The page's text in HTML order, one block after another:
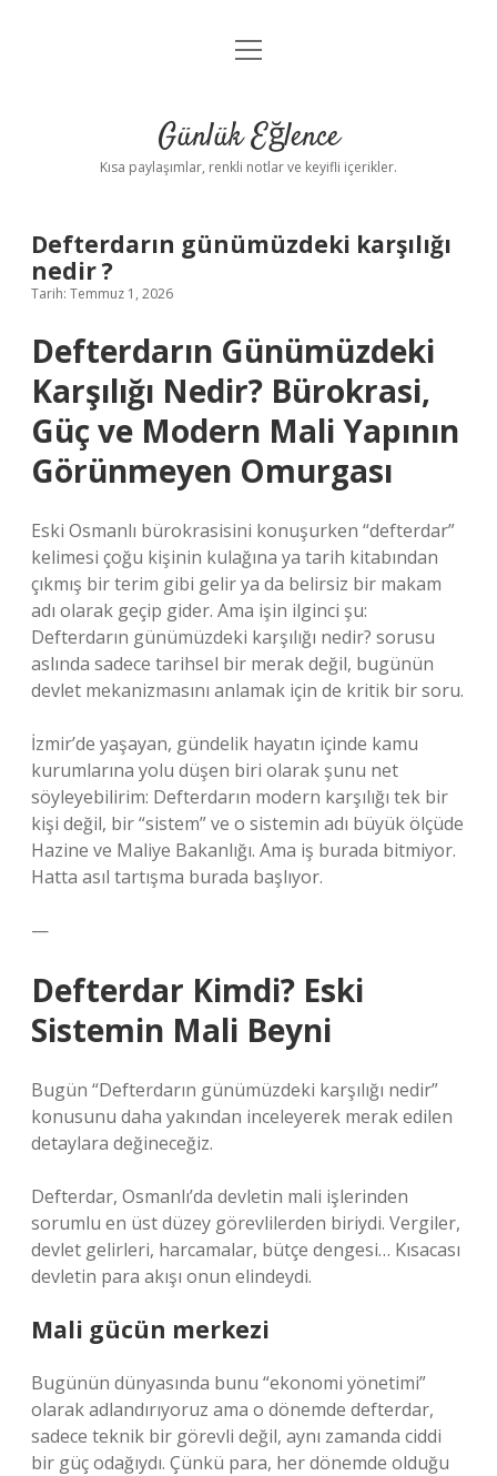
Anasayfa
Yasal Uyarı
menüyü
Günlük Eğlence
Kısa paylaşımlar, renkli notlar ve keyifli içerikler.
Defterdarın günümüzdeki karşılığı
nedir ?
Tarih: Temmuz 1, 2026
Defterdarın Günümüzdeki
Karşılığı Nedir? Bürokrasi,
Güç ve Modern Mali Yapının
Görünmeyen Omurgası
Eski Osmanlı bürokrasisini konuşurken “defterdar”
kelimesi çoğu kişinin kulağına ya tarih kitabından
çıkmış bir terim gibi gelir ya da belirsiz bir makam
adı olarak geçip gider. Ama işin ilginci şu:
Defterdarın günümüzdeki karşılığı nedir? sorusu
aslında sadece tarihsel bir merak değil, bugünün
devlet mekanizmasını anlamak için de kritik bir soru.
İzmir’de yaşayan, gündelik hayatın içinde kamu
kurumlarına yolu düşen biri olarak şunu net
söyleyebilirim: Defterdarın modern karşılığı tek bir
kişi değil, bir “sistem” ve o sistemin adı büyük ölçüde
Hazine ve Maliye Bakanlığı. Ama iş burada bitmiyor.
Hatta asıl tartışma burada başlıyor.
—
Defterdar Kimdi? Eski
Sistemin Mali Beyni
Bugün “Defterdarın günümüzdeki karşılığı nedir”
konusunu daha yakından inceleyerek merak edilen
detaylara değineceğiz.
Defterdar, Osmanlı’da devletin mali işlerinden
sorumlu en üst düzey görevlilerden biriydi. Vergiler,
devlet gelirleri, harcamalar, bütçe dengesi… Kısacası
devletin para akışı onun elindeydi.
Mali gücün merkezi
Bugünün dünyasında bunu “ekonomi yönetimi”
olarak adlandırıyoruz ama o dönemde defterdar,
sadece teknik bir görevli değil, aynı zamanda ciddi
bir güç odağıydı. Çünkü para, her dönemde olduğu